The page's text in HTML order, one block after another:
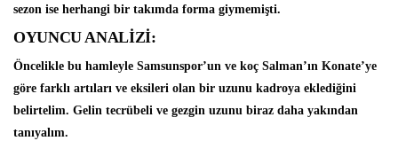
sezon ise herhangi bir takımda forma giymemişti.
OYUNCU ANALİZİ:
Öncelikle bu hamleyle Samsunspor’un ve koç Salman’ın Konate’ye
göre farklı artıları ve eksileri olan bir uzunu kadroya eklediğini
belirtelim. Gelin tecrübeli ve gezgin uzunu biraz daha yakından
tanıyalım.